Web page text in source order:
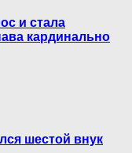
и стала
кардинально
шестой внук